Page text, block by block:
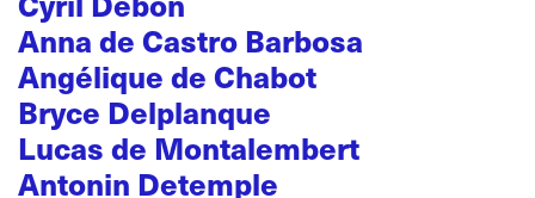
Anna de Castro Barbosa
Angélique de Chabot
Bryce Delplanque
Lucas de Montalembert
Antonin Detemple